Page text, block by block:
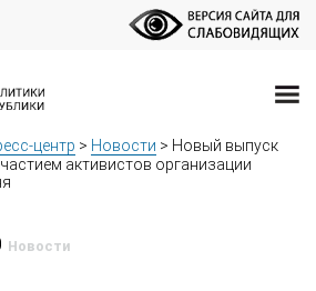
центр > Новости > Новый выпуск
активистов организации
Новости